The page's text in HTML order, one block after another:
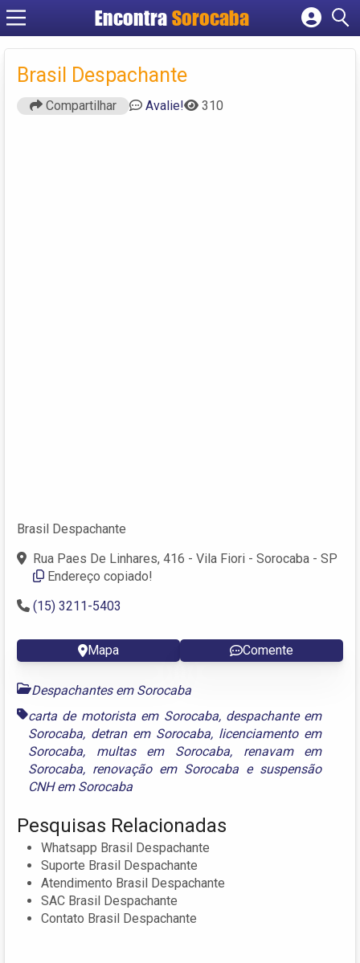
EncontraSorocaba
Cadastrar empresa
Criar conta
Brasil Despachante
Compartilhar Avalie! 310
Brasil Despachante
Rua Paes De Linhares, 416 - Vila Fiori - Sorocaba - SP
Endereço copiado!
(15) 3211-5403
Mapa Comente
Despachantes em Sorocaba
carta de motorista em Sorocaba, despachante em
Sorocaba, detran em Sorocaba, licenciamento em
Sorocaba, multas em Sorocaba, renavam em
Sorocaba, renovação em Sorocaba e suspensão
CNH em Sorocaba
Pesquisas Relacionadas
Whatsapp Brasil Despachante
Suporte Brasil Despachante
Atendimento Brasil Despachante
SAC Brasil Despachante
Contato Brasil Despachante